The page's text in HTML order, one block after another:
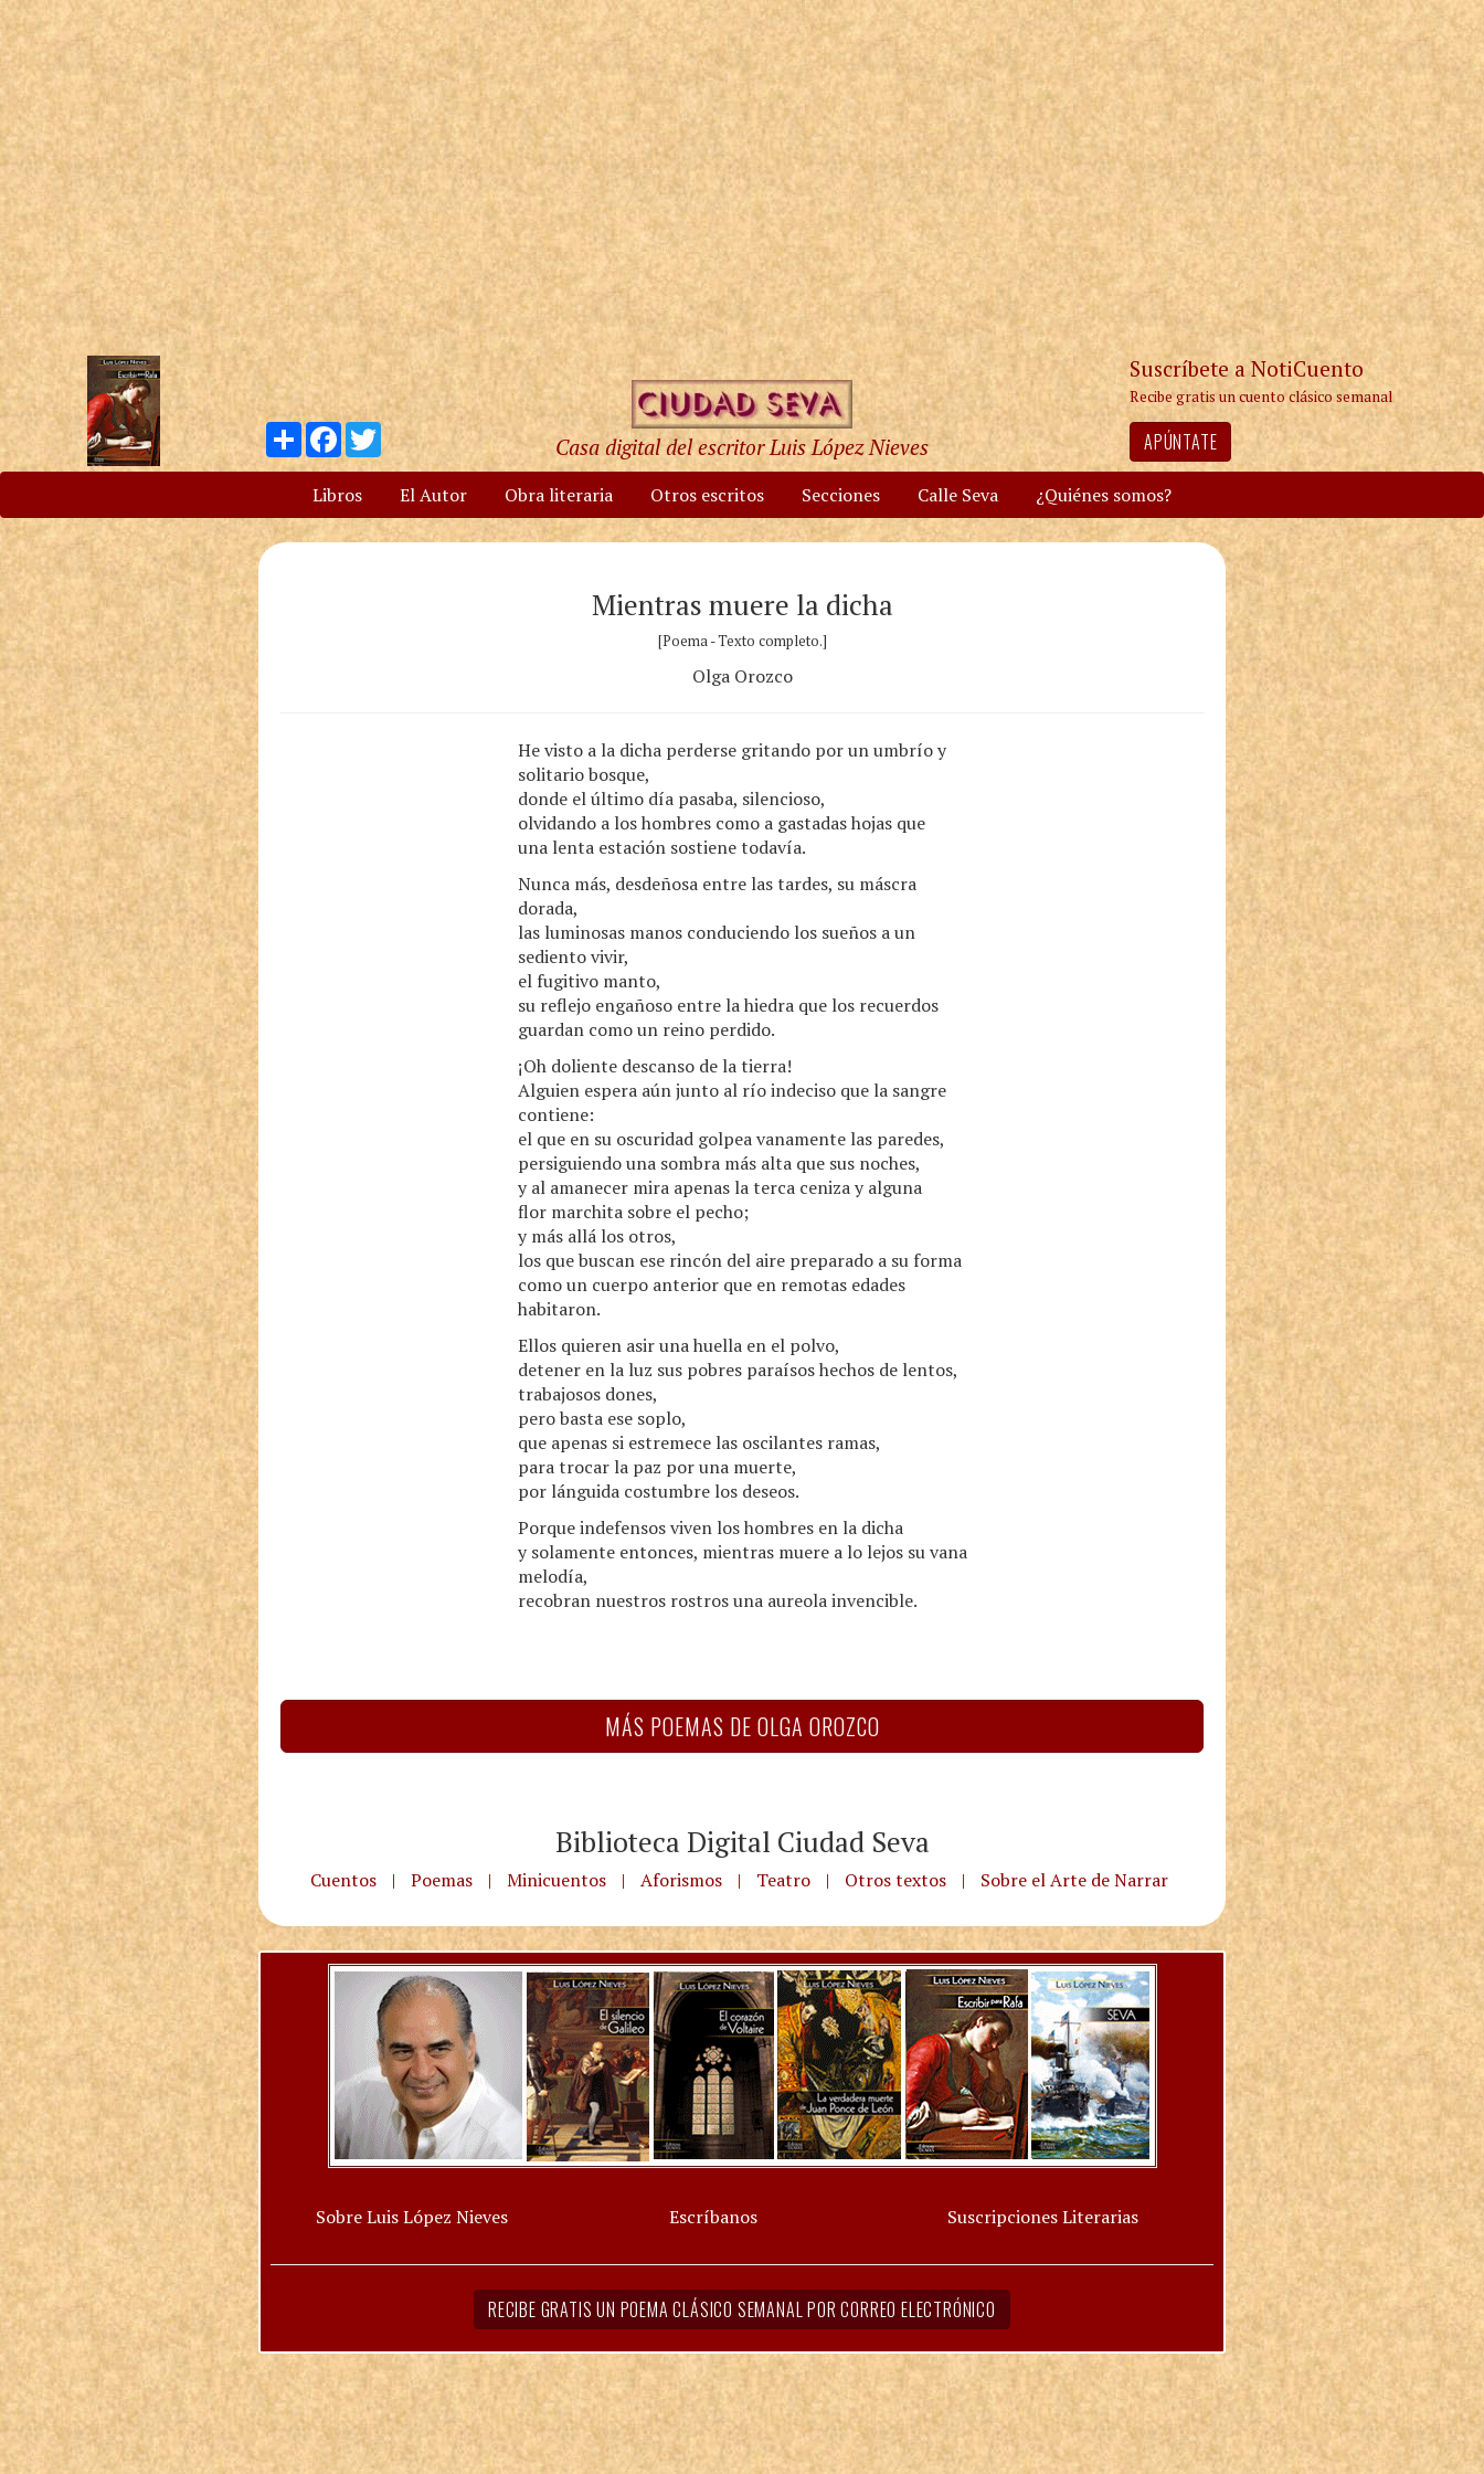
Compartir
Facebook
Twitter
Casa digital del escritor Luis López Nieves
Suscríbete a NotiCuento
Recibe gratis un cuento clásico semanal
APÚNTATE
Libros El Autor Obra literaria Otros escritos Secciones Calle Seva ¿Quiénes somos?
Mientras muere la dicha
[Poema - Texto completo.]
Olga Orozco
He visto a la dicha perderse gritando por un umbrío y
solitario bosque,
donde el último día pasaba, silencioso,
olvidando a los hombres como a gastadas hojas que
una lenta estación sostiene todavía.
Nunca más, desdeñosa entre las tardes, su máscra
dorada,
las luminosas manos conduciendo los sueños a un
sediento vivir,
el fugitivo manto,
su reflejo engañoso entre la hiedra que los recuerdos
guardan como un reino perdido.
¡Oh doliente descanso de la tierra!
Alguien espera aún junto al río indeciso que la sangre
contiene:
el que en su oscuridad golpea vanamente las paredes,
persiguiendo una sombra más alta que sus noches,
y al amanecer mira apenas la terca ceniza y alguna
flor marchita sobre el pecho;
y más allá los otros,
los que buscan ese rincón del aire preparado a su forma
como un cuerpo anterior que en remotas edades
habitaron.
Ellos quieren asir una huella en el polvo,
detener en la luz sus pobres paraísos hechos de lentos,
trabajosos dones,
pero basta ese soplo,
que apenas si estremece las oscilantes ramas,
para trocar la paz por una muerte,
por lánguida costumbre los deseos.
Porque indefensos viven los hombres en la dicha
y solamente entonces, mientras muere a lo lejos su vana
melodía,
recobran nuestros rostros una aureola invencible.
MÁS POEMAS DE OLGA OROZCO
Biblioteca Digital Ciudad Seva
Cuentos | Poemas | Minicuentos | Aforismos | Teatro | Otros textos | Sobre el Arte de Narrar
Sobre Luis López Nieves Escríbanos Suscripciones Literarias
RECIBE GRATIS UN POEMA CLÁSICO SEMANAL POR CORREO ELECTRÓNICO